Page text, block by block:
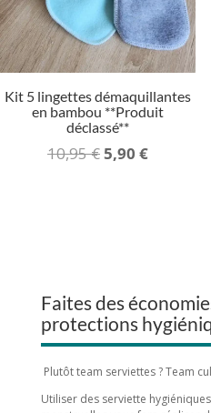
Kit 5 lingettes démaquillantes
en bambou **Produit
déclassé**
10,95€Le
5,90€Le
Faites des
protections
Plutôt team serviettes ? Team
Utiliser des serviette